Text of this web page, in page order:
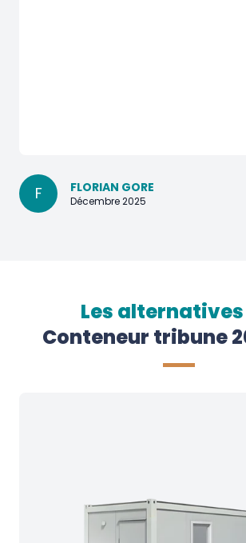
F FLORIAN GORE
Décembre 2025
Les
Conteneur tribune